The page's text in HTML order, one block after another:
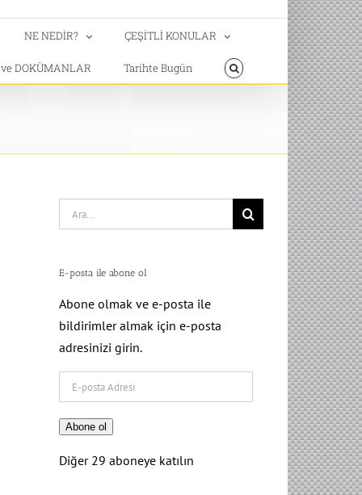
NE NEDİR? ÇEŞİTLİ KONULAR
DOKÜMANLAR Tarihte Bugün
Search
for:
E-posta ile abone ol
Abone olmak ve e-posta ile
bildirimler almak için e-posta
adresinizi girin.
posta
Adresi
Abone ol
Diğer 29 aboneye katılın